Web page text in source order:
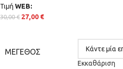
Τιμή WΕΒ:
30,00€ 27,00 €
ΜΈΓΕΘΟΣ
Εκκαθάριση